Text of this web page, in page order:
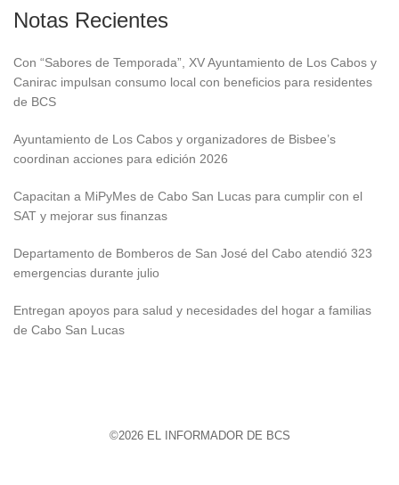
Notas Recientes
Con “Sabores de Temporada”, XV Ayuntamiento de Los Cabos y
Canirac impulsan consumo local con beneficios para residentes
de BCS
Ayuntamiento de Los Cabos y organizadores de Bisbee’s
coordinan acciones para edición 2026
Capacitan a MiPyMes de Cabo San Lucas para cumplir con el
SAT y mejorar sus finanzas
Departamento de Bomberos de San José del Cabo atendió 323
emergencias durante julio
Entregan apoyos para salud y necesidades del hogar a familias
de Cabo San Lucas
©2026 EL INFORMADOR DE BCS